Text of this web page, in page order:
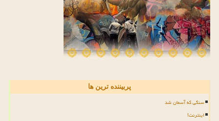
پربیننده ترین ها
سنگی که آسمان شد
اینترنت!